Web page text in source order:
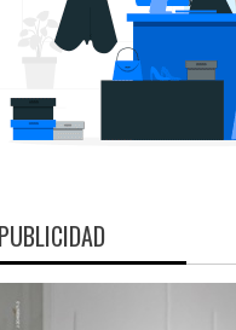
PUBLICIDAD